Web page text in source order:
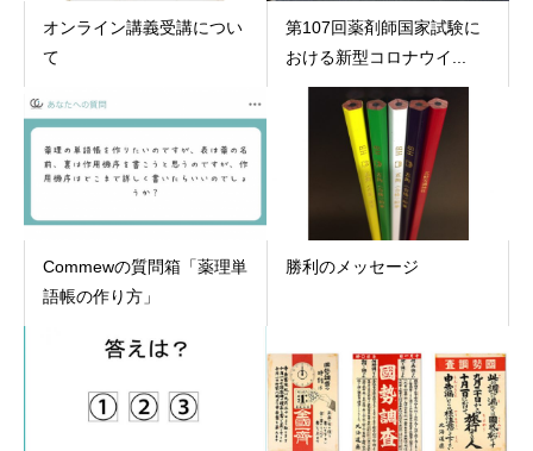
オンライン講義受講につい
て
第107回薬剤師国家試験に
おける新型コロナウイ...
Commewの質問箱「薬理単
語帳の作り方」
勝利のメッセージ